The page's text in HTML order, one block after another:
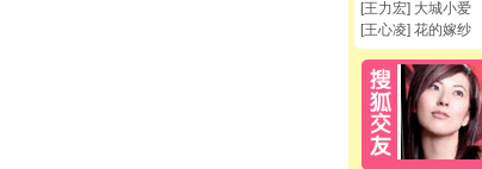
[王力宏] 大城小爱
[王心凌] 花的嫁纱